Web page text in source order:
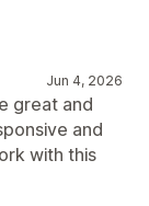
Jun 4, 2026
great and
and
with this